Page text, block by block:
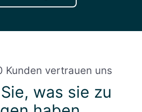
Kunden vertrauen uns
was sie zu